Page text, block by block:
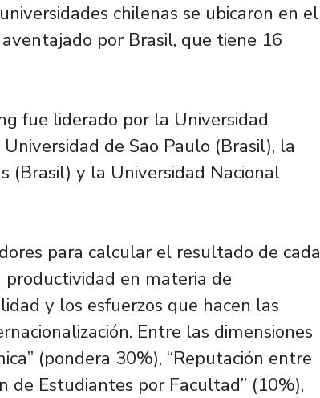
chilenas se ubicaron en el
por Brasil, que tiene 16
fue liderado por la Universidad
de Sao Paulo (Brasil), la
(Brasil) y la Universidad Nacional
para calcular el resultado de cada
en materia de
y los esfuerzos que hacen las
Entre las dimensiones
(pondera 30%), “Reputación entre
de Estudiantes por Facultad” (10%),